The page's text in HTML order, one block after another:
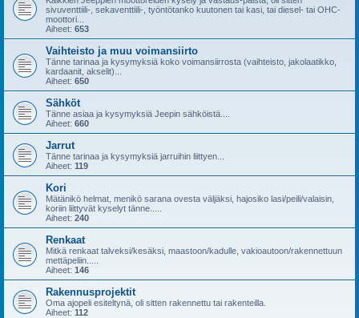
sivuventtiili-, sekaventtiili-, työntötanko kuutonen tai kasi, tai diesel- tai OHC-
moottori...
Aiheet: 653
Vaihteisto ja muu voimansiirto
Tänne tarinaa ja kysymyksiä koko voimansiirrosta (vaihteisto, jakolaatikko,
kardaanit, akselit)...
Aiheet: 650
Sähköt
Tänne asiaa ja kysymyksiä Jeepin sähköistä....
Aiheet: 660
Jarrut
Tänne tarinaa ja kysymyksiä jarruihin liittyen...
Aiheet: 119
Kori
Mätänikö helmat, menikö sarana ovesta väljäksi, hajosiko lasi/peili/valaisin,
koriin liittyvät kyselyt tänne.....
Aiheet: 240
Renkaat
Mitkä renkaat talveksi/kesäksi, maastoon/kadulle, vakioautoon/rakennettuun
mettäpeliin.....
Aiheet: 146
Rakennusprojektit
Oma ajopeli esiteltynä, oli sitten rakennettu tai rakenteilla.
Aiheet: 112